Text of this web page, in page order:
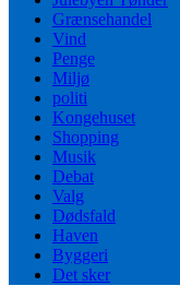
Grænsehandel
Vind
Penge
Miljø
politi
Kongehuset
Shopping
Musik
Debat
Valg
Dødsfald
Haven
Byggeri
Det sker